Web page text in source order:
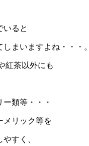
いると
まいますよね・・・。
紅茶以外にも
類等・・・
メリック等を
すく、